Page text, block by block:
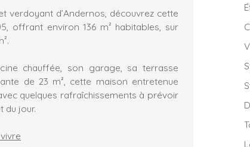
verdoyant d’Andernos, découvrez cette
offrant environ 136 m² habitables, sur
chauffée, son garage, sa terrasse
de 23 m², cette maison entretenue
quelques rafraîchissements à prévoir
du jour.